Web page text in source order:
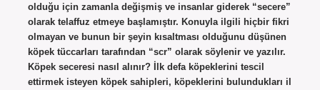
olduğu için zamanla değişmiş ve insanlar giderek “secere”
olarak telaffuz etmeye başlamıştır. Konuyla ilgili hiçbir fikri
olmayan ve bunun bir şeyin kısaltması olduğunu düşünen
köpek tüccarları tarafından “scr” olarak söylenir ve yazılır.
Köpek seceresi nasıl alınır? İlk defa köpeklerini tescil
ettirmek isteyen köpek sahipleri, köpeklerini bulundukları il